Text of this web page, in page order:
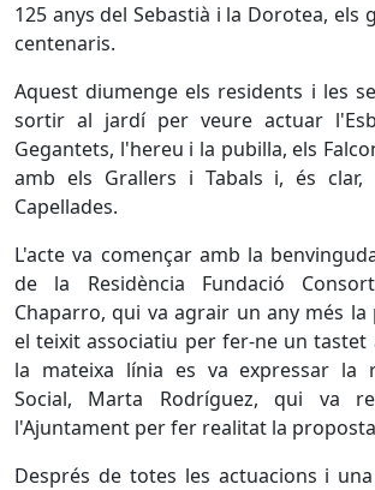
125 anys del Sebastià i la Dorotea, els
centenaris.
Aquest diumenge els residents i les
sortir al jardí per veure actuar
Gegantets, l'hereu i la pubilla, els
amb els Grallers i Tabals i, és clar,
Capellades.
L'acte va començar amb la
de la Residència Fundació
Chaparro, qui va agrair un any més
el teixit associatiu per fer-ne un tastet
la mateixa línia es va expressar la
Social, Marta Rodríguez, qui va
l'Ajuntament per fer realitat la
Després de totes les actuacions i